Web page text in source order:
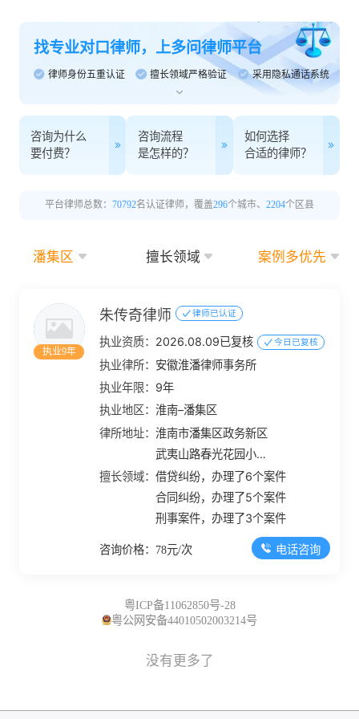
找专业对口律师，上多问律师平台
律师身份五重认证 擅长领域严格验证 采用隐私通话系统
咨询为什么
要付费？
咨询流程
是怎样的？
如何选择
合适的律师？
平台律师总数： 70792名认证律师，覆盖296个城市、 2204个区县
潘集区 擅长领域 案例多优先
执业9年
朱传奇律师 律师已认证
执业资质： 2026.08.09已复核 今日已复核
执业律所： 安徽淮潘律师事务所
执业年限： 9年
执业地区：淮南–潘集区
律所地址：淮南市潘集区政务新区
武夷山路春光花园小区
2#107
擅长领域：借贷纠纷，办理了6个案件
合同纠纷，办理了5个案件
刑事案件，办理了3个案件
咨询价格：78元/次 电话咨询
粤ICP备11062850号-28
粤公网安备44010502003214号
没有更多了